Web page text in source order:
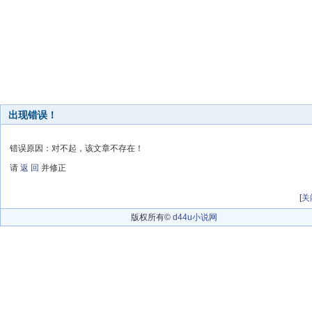
出现错误！
错误原因：对不起，该文章不存在！
请 返 回 并修正
[关
版权所有© d44u小说网